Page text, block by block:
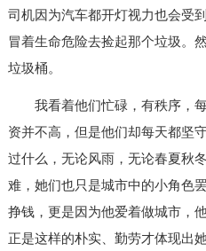
司机因为汽车都开灯视力也会受
冒着生命危险去捡起那个垃圾。
垃圾桶。
我看着他们忙碌，有秩序，每
资并不高，但是他们却每天都坚
过什么，无论风雨，无论春夏秋
难，她们也只是城市中的小角色
挣钱，更是因为他爱着做城市，
正是这样的朴实、勤劳才体现出